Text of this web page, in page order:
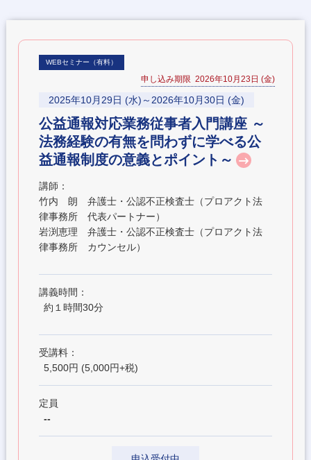
WEBセミナー（有料）
申し込み期限 2026年10月23日 (金)
2025年10月29日 (水)～2026年10月30日 (金)
公益通報対応業務従事者入門講座 ～
法務経験の有無を問わずに学べる公
益通報制度の意義とポイント～
講師：
竹内 朗 弁護士・公認不正検査士（プロアクト法
律事務所 代表パートナー）
岩渕恵理 弁護士・公認不正検査士（プロアクト法
律事務所 カウンセル）
講義時間：
約１時間30分
受講料：
5,500円 (5,000円+税)
定員
--